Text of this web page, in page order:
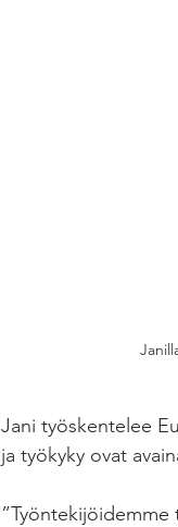
Jani työskentelee
ja työkyky ovat
”Työntekijöidemme